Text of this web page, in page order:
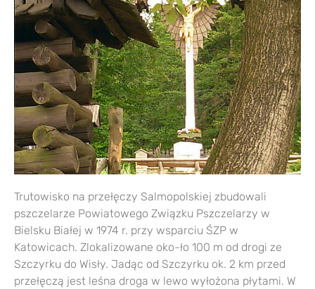
Trutowisko na przełęczy Salmopolskiej zbudowali
pszczelarze Powiatowego Związku Pszczelarzy w
Bielsku Białej w 1974 r. przy wsparciu ŚZP w
Katowicach. Zlokalizowane oko-ło 100 m od drogi ze
Szczyrku do Wisły. Jadąc od Szczyrku ok. 2 km przed
przełęczą jest leśna droga w lewo wyłożona płytami. W